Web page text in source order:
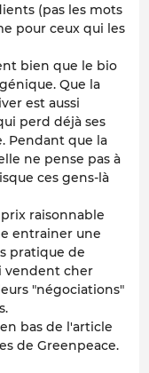
(pas les mots
pour ceux qui les
bien que le bio
Que la
est aussi
perd déjà ses
Pendant que la
ne pense pas à
ces gens-là
raisonnable
entrainer une
pratique de
vendent cher
"négociations"
bas de l'article
de Greenpeace.